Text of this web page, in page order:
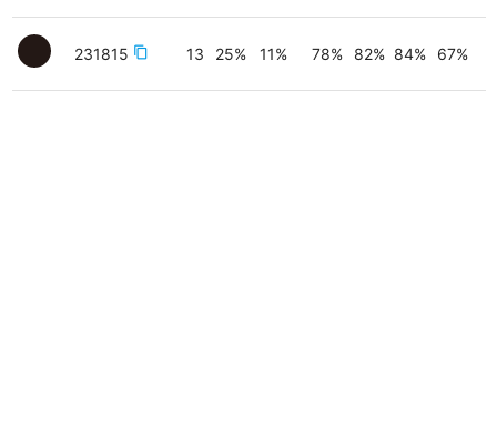
231815 content_copy 13 25% 11% 78% 82% 84% 67%